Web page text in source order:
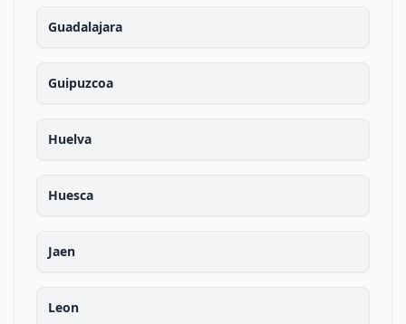
Guadalajara
Guipuzcoa
Huelva
Huesca
Jaen
Leon